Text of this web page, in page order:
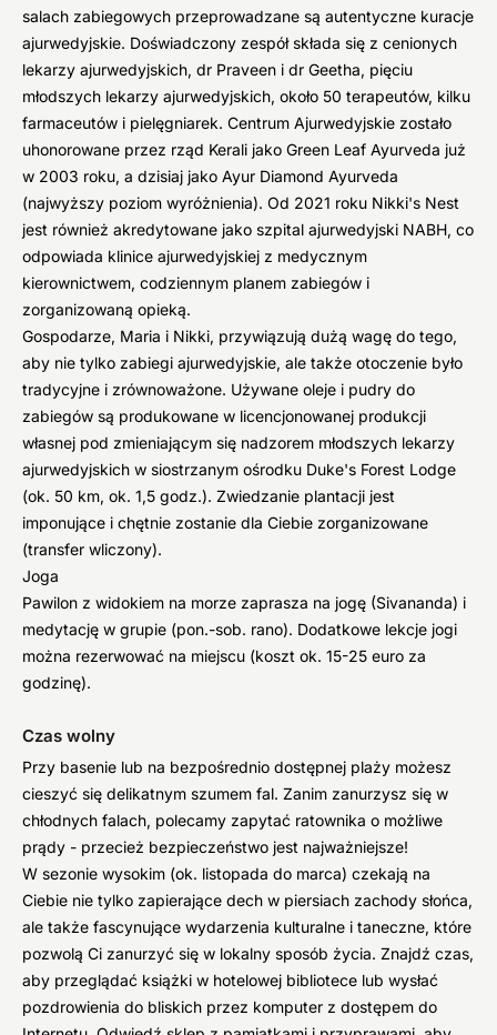
salach zabiegowych przeprowadzane są autentyczne kuracje
ajurwedyjskie. Doświadczony zespół składa się z cenionych
lekarzy ajurwedyjskich, dr Praveen i dr Geetha, pięciu
młodszych lekarzy ajurwedyjskich, około 50 terapeutów, kilku
farmaceutów i pielęgniarek. Centrum Ajurwedyjskie zostało
uhonorowane przez rząd Kerali jako Green Leaf Ayurveda już
w 2003 roku, a dzisiaj jako Ayur Diamond Ayurveda
(najwyższy poziom wyróżnienia). Od 2021 roku Nikki's Nest
jest również akredytowane jako szpital ajurwedyjski NABH, co
odpowiada klinice ajurwedyjskiej z medycznym
kierownictwem, codziennym planem zabiegów i
zorganizowaną opieką.
Gospodarze, Maria i Nikki, przywiązują dużą wagę do tego,
aby nie tylko zabiegi ajurwedyjskie, ale także otoczenie było
tradycyjne i zrównoważone. Używane oleje i pudry do
zabiegów są produkowane w licencjonowanej produkcji
własnej pod zmieniającym się nadzorem młodszych lekarzy
ajurwedyjskich w siostrzanym ośrodku Duke's Forest Lodge
(ok. 50 km, ok. 1,5 godz.). Zwiedzanie plantacji jest
imponujące i chętnie zostanie dla Ciebie zorganizowane
(transfer wliczony).
Joga
Pawilon z widokiem na morze zaprasza na jogę (Sivananda) i
medytację w grupie (pon.-sob. rano). Dodatkowe lekcje jogi
można rezerwować na miejscu (koszt ok. 15-25 euro za
godzinę).
Czas wolny
Przy basenie lub na bezpośrednio dostępnej plaży możesz
cieszyć się delikatnym szumem fal. Zanim zanurzysz się w
chłodnych falach, polecamy zapytać ratownika o możliwe
prądy - przecież bezpieczeństwo jest najważniejsze!
W sezonie wysokim (ok. listopada do marca) czekają na
Ciebie nie tylko zapierające dech w piersiach zachody słońca,
ale także fascynujące wydarzenia kulturalne i taneczne, które
pozwolą Ci zanurzyć się w lokalny sposób życia. Znajdź czas,
aby przeglądać książki w hotelowej bibliotece lub wysłać
pozdrowienia do bliskich przez komputer z dostępem do